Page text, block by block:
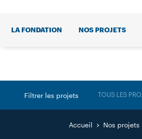
LA FONDATION NOS PROJETS
Filtrer les projets
Accueil Nos projets